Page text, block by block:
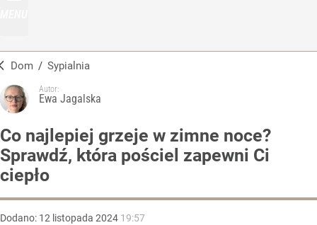
Dom / Sypialnia
Autor:
Ewa Jagalska
Co najlepiej grzeje w zimne noce?
Sprawdź, która pościel zapewni Ci
ciepło
Dodano: 12 listopada 2024 19:57